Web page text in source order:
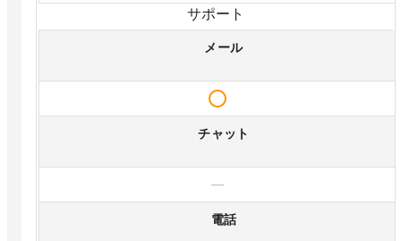
サポート
メール
チャット
—
電話